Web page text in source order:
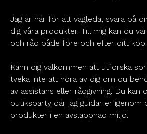
Jag är här för att vägleda, svara på
dig våra produkter. Till mig kan du
och råd både före och efter ditt köp.
Känn dig välkommen att utforska
tveka inte att höra av dig om du
av assistans eller rådgivning. Du kan
butiksparty där jag guidar er igenom
produkter i en avslappnad miljö.